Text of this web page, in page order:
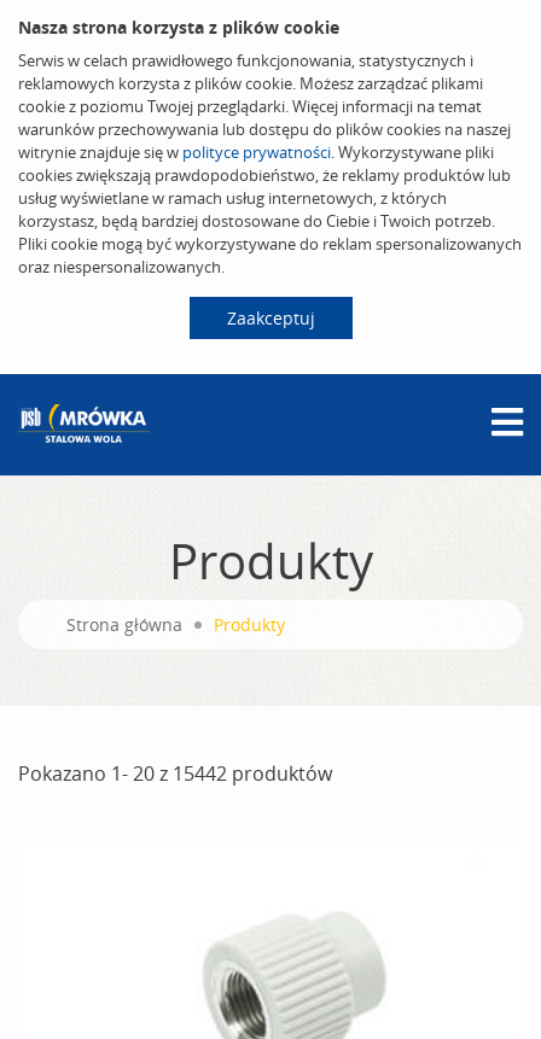
Nasza strona korzysta z plików cookie
Serwis w celach prawidłowego funkcjonowania, statystycznych i
reklamowych korzysta z plików cookie. Możesz zarządzać plikami
cookie z poziomu Twojej przeglądarki. Więcej informacji na temat
warunków przechowywania lub dostępu do plików cookies na naszej
witrynie znajduje się w polityce prywatności. Wykorzystywane pliki
cookies zwiększają prawdopodobieństwo, że reklamy produktów lub
usług wyświetlane w ramach usług internetowych, z których
korzystasz, będą bardziej dostosowane do Ciebie i Twoich potrzeb.
Pliki cookie mogą być wykorzystywane do reklam spersonalizowanych
oraz niespersonalizowanych.
Zaakceptuj
Produkty
Strona główna Produkty
Pokazano 1- 20 z 15442 produktów